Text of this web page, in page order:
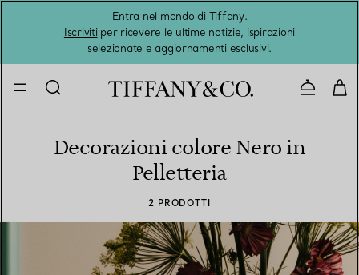
Entra nel mondo di Tiffany.
Iscrivitiper ricevere le ultime notizie, ispirazioni
selezionate e aggiornamenti esclusivi.
Decorazioni colore Nero in
Pelletteria
2 PRODOTTI